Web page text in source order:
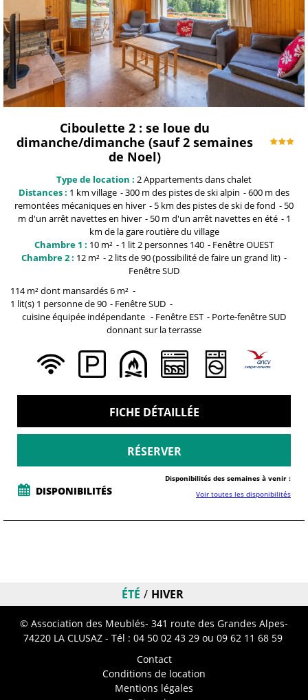
Ciboulette 2 : se loue du
dimanche/dimanche (sauf 2 semaines
de Noel)
Type de location : 2Appartements dans chalet
Distances : 1 km village 300 m des pistes de ski alpin 600 m des
remontées mécaniques en hiver
5 km des pistes de ski de fond
50
m d'un arrêt navettes en hiver 50 m d'un arrêt navettes en été
1
km de la gare routière du village
Chambre 1 : 10 m² 1 lit 2 personnes 140 FenêtreOUEST
Chambre 2 : 12 m² 2 lits de 90(possibilité de faire un grand lit)
FenêtreSUD
114 m² dont mansardés 6 m²
1 lit(s) 1 personne de 90 FenêtreSUD
cuisine équipée indépendante
Fenêtre EST Porte-fenêtreSUD
donnant sur la terrasse
FICHE DÉTAILLÉE
RÉSERVER
DISPONIBILITÉS
Disponibilités des semaines à venir :
Voir toutes les disponibilités
ÉTÉ HIVER
© Association des Meublés- 341 route des Grandes Alpes-
74220 LA CLUSAZ - Tél : 04 50 02 43 29ou 09 62 11 68 59
Contact
Conditions de location
Mentions légales